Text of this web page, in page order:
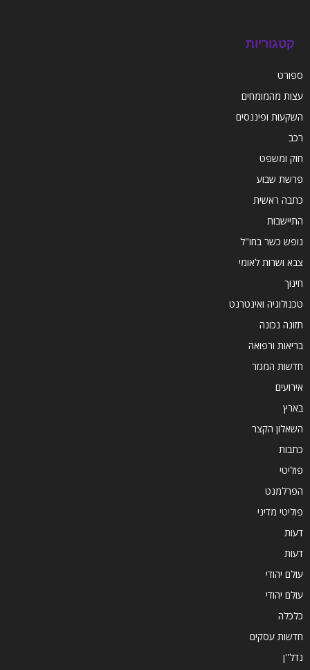
קטגוריות
ספורט
עצות מהמומחים
השקעות ופיננסים
רכב
חוק ומשפט
פרשת שבוע
כתבה ראשית
התיישבות
נופש כשר בחו"ל
צבא ושרות לאומי
חינוך
טכנולוגיה ואינטרנט
תזונה נכונה
בריאות ורפואה
חדשות המגזר
אירועים
בארץ
השאלון הקצר
כתבות
פוליטי
הפרלמנט
פוליטי מדיני
דעות
דעות
עולם יהודי
עולם יהודי
כלכלה
חדשות עסקים
נדל''ן